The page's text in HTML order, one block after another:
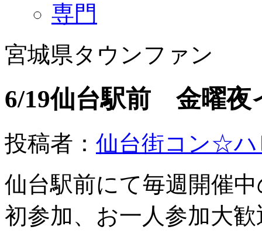
専門
宮城県タウンファン
6/19仙台駅前 金曜夜
投稿者： 仙台街コン☆ハ
仙台駅前にて毎週開催
初参加、お一人参加大